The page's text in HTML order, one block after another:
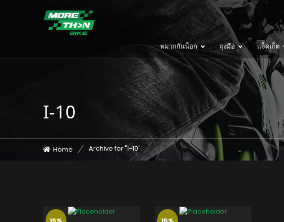
หมวกกันน็อก ถุงมือ แจ็คเก็ต
I-10
Home Archive for "I-10"